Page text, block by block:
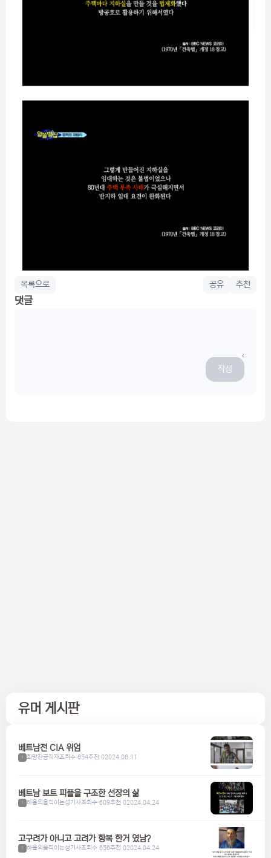
목록으로 공유 추천
댓글
작성
유머 게시판
베트남전 CIA 위엄
1 희망찬공직자조회수 654추천 02024.06.11
베트남 보트 피플을 구조한 선장의 삶
1 하울의움직이는성기사조회수 609추천 02024.04.24
고구려가 아니고 고려가 항복 한거 였남?
1 하울의움직이는성기사조회수 656추천 02024.04.24